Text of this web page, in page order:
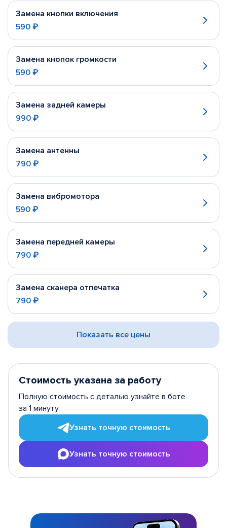
Замена кнопки включения
590 ₽
Замена кнопок громкости
590 ₽
Замена задней камеры
990 ₽
Замена антенны
790 ₽
Замена вибромотора
590 ₽
Замена передней камеры
790 ₽
Замена сканера отпечатка
790 ₽
Показать все цены
Стоимость указана за работу
Полную стоимость с деталью узнайте в боте
за 1 минуту
Узнать точную стоимость
Узнать точную стоимость